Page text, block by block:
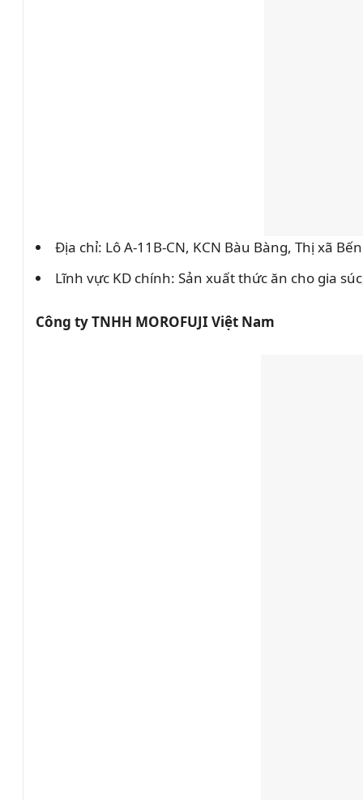
Địa chỉ: Lô A-11B-CN, KCN Bàu Bàng, Thị xã
Lĩnh vực KD chính: Sản xuất thức ăn cho gia
Công ty TNHH MOROFUJI Việt Nam